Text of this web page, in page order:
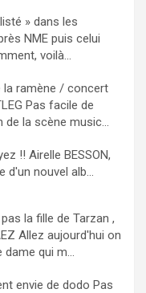
» dans les
NME puis celui
voilà...
la ramène / concert
Pas facile de
de la scène music...
!! Airelle BESSON,
d'un nouvel alb...
la fille de Tarzan ,
Allez aujourd'hui on
qui m...
envie de dodo Pas